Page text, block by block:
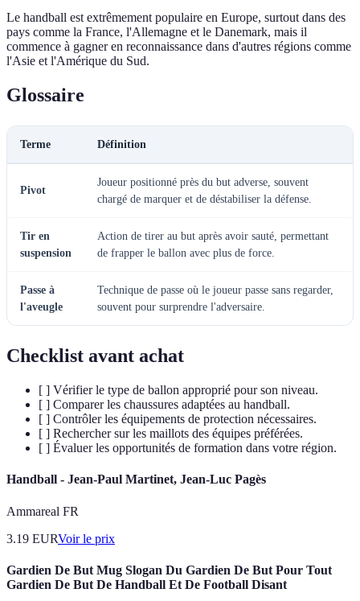
Le handball est extrêmement populaire en Europe, surtout dans des
pays comme la France, l'Allemagne et le Danemark, mais il
commence à gagner en reconnaissance dans d'autres régions comme
l'Asie et l'Amérique du Sud.
Glossaire
Terme Définition
Pivot
Joueur positionné près du but adverse, souvent
chargé de marquer et de déstabiliser la défense.
Tir en
suspension
Action de tirer au but après avoir sauté, permettant
de frapper le ballon avec plus de force.
Passe à
l'aveugle
Technique de passe où le joueur passe sans regarder,
souvent pour surprendre l'adversaire.
Checklist avant achat
[ ] Vérifier le type de ballon approprié pour son niveau.
[ ] Comparer les chaussures adaptées au handball.
[ ] Contrôler les équipements de protection nécessaires.
[ ] Rechercher sur les maillots des équipes préférées.
[ ] Évaluer les opportunités de formation dans votre région.
Handball - Jean-Paul Martinet, Jean-Luc Pagès
Ammareal FR
3.19 EURVoir le prix
Gardien De But Mug Slogan Du Gardien De But Pour Tout
Gardien De But De Handball Et De Football Disant